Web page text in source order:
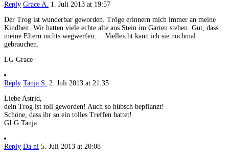
Reply Grace A. 1. Juli 2013 at 19:57
Der Trog ist wunderbar geworden. Tröge erinnern mich immer an meine
Kindheit. Wir hatten viele echte alte aus Stein im Garten stehen. Gut, dass
meine Eltern nichts wegwerfen…. Vielleicht kann ich sie nochmal
gebrauchen.
LG Grace
Reply Tanja S. 2. Juli 2013 at 21:35
Liebe Astrid,
dein Trog ist toll geworden! Auch so hübsch bepflanzt!
Schöne, dass ihr so ein tolles Treffen hattet!
GLG Tanja
Reply Da ni 5. Juli 2013 at 20:08